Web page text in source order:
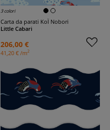
3 colori
Carta da parati KoÏ Nobori
Little Cabari
206,00 €
41,20 € /m2